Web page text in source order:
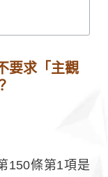
要求「主觀
150條第1項是